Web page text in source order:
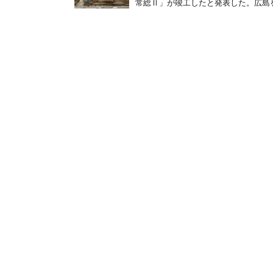
常総Ⅱ」が竣工したと発表した。広島